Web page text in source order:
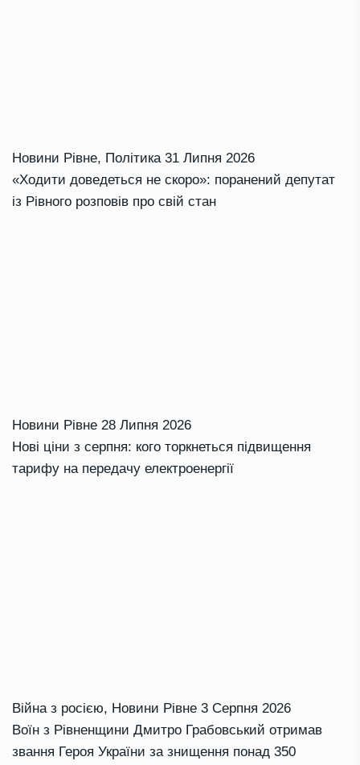
Новини Рівне, Політика 31 Липня 2026
«Ходити доведеться не скоро»: поранений депутат
із Рівного розповів про свій стан
Новини Рівне 28 Липня 2026
Нові ціни з серпня: кого торкнеться підвищення
тарифу на передачу електроенергії
Війна з росією, Новини Рівне 3 Серпня 2026
Воїн з Рівненщини Дмитро Грабовський отримав
звання Героя України за знищення понад 350